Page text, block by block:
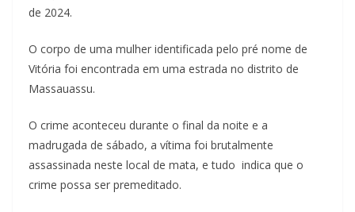
de 2024.
O corpo de uma mulher identificada pelo pré nome de
Vitória foi encontrada em uma estrada no distrito de
Massauassu.
O crime aconteceu durante o final da noite e a
madrugada de sábado, a vítima foi brutalmente
assassinada neste local de mata, e tudo indica que o
crime possa ser premeditado.